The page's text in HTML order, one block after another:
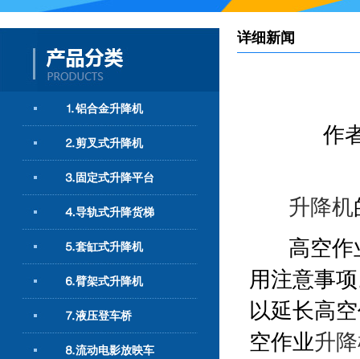
⒈铝合金升降机
⒉剪叉式升降机
⒊固定式升降平台
⒋导轨式升降货梯
⒌套缸式升降机
⒍臂架式升降机
⒎液压登车桥
⒏流动电影放映车
详细新闻
作
升降机
高空作
用注意事
以延长高
空作业升